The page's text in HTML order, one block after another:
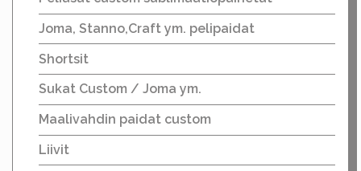
Joma, Stanno,Craft ym. pelipaidat
Shortsit
Sukat Custom / Joma ym.
Maalivahdin paidat custom
Liivit